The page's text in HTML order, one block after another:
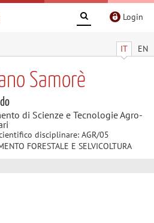
Login
IT EN
Samorè
di Scienze e Tecnologie Agro-
disciplinare: AGR/05
FORESTALE E SELVICOLTURA